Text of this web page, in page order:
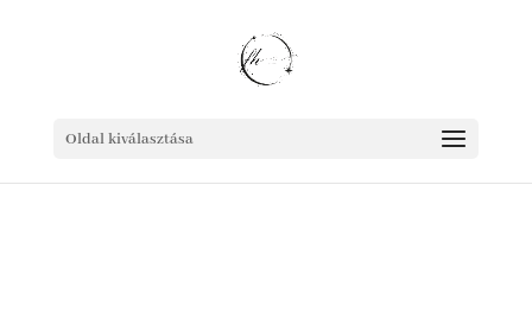
Oldal kiválasztása